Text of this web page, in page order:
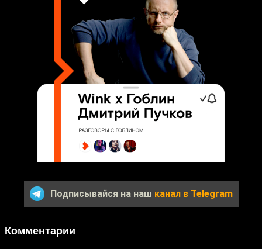
Подписывайся на наш канал в Telegram
Комментарии